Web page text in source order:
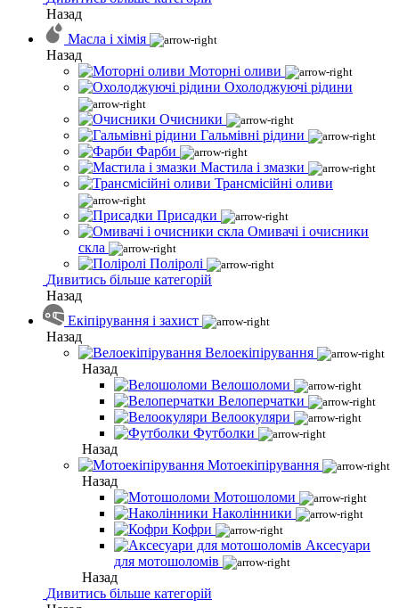
Назад
Масла і хімія
Назад
Моторні оливи
Охолоджуючі рідини
Очисники
Гальмівні рідини
Фарби
Мастила і змазки
Трансмісійні оливи
Присадки
Омивачі і очисники
скла
Поліролі
Дивитись більше категорій
Назад
Екіпірування і захист
Назад
Велоекіпірування
Назад
Велошоломи
Велоперчатки
Велоокуляри
Футболки
Назад
Мотоекіпірування
Назад
Мотошоломи
Наколінники
Кофри
Аксесуари
для мотошоломів
Назад
Дивитись більше категорій